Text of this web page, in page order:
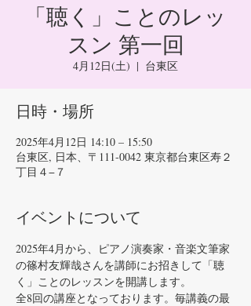
「聴く」ことのレッ
スン 第一回
4月12日(土)
  |
台東区
日時・場所
2025年4月12日 14:10 – 15:50
台東区, 日本、〒111-0042 東京都台東区寿２
丁目４−７
イベントについて
2025年4月から、ピアノ演奏家・音楽文筆家
の篠村友輝哉さんを講師にお招きして「聴
く」ことのレッスンを開講します。
全8回の講座となっております。毎講義の最